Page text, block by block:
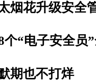
烟花升级安全
个“电子安全员
期也不打烊